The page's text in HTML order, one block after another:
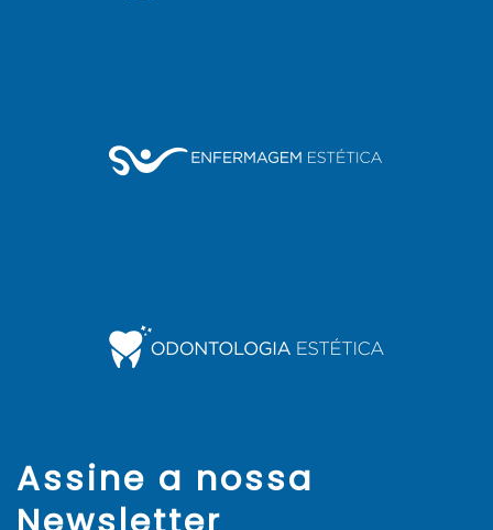
Assine a nossa